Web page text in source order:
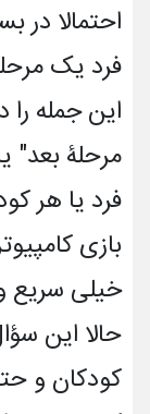
احتمالا در
فرد یک
این جمله را
مرحلۀ بعد"
فرد یا هر
بازی
خیلی سریع
حالا این
کودکان و